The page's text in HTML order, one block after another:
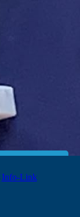
Info-Link